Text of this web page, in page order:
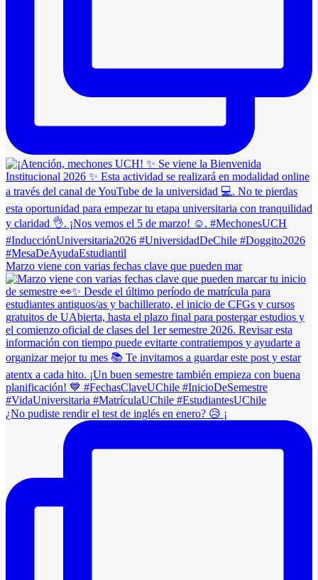
Marzo viene con varias fechas clave que pueden mar
¿No pudiste rendir el test de inglés en enero? 😥 ¡